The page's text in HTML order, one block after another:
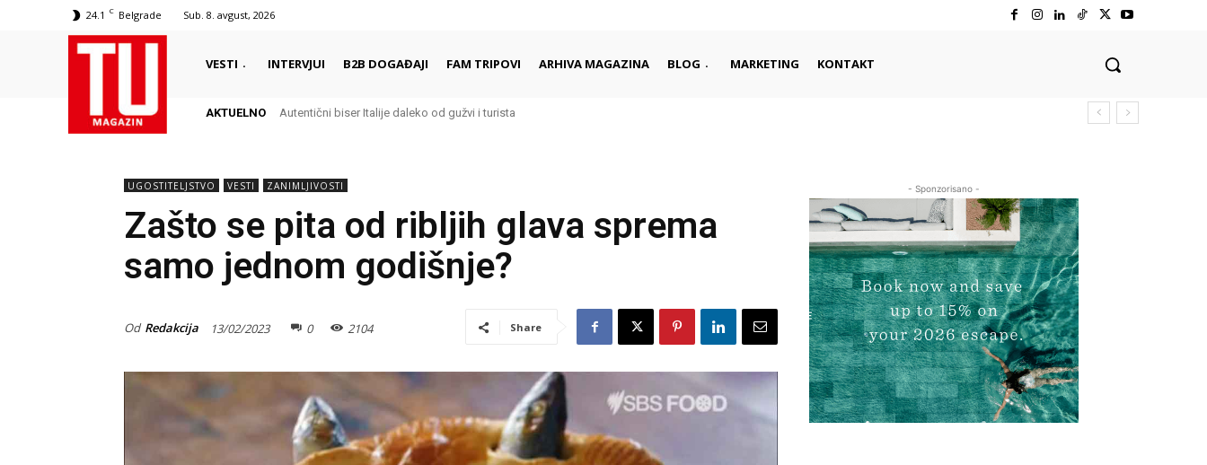
24.1 C Belgrade Sub. 8. avgust, 2026
VESTI INTERVJUI B2B DOGAĐAJI FAM TRIPOVI ARHIVA MAGAZINA BLOG MARKETING KONTAKT
AKTUELNO Delikates sa kojim Grci započinju i završavaju dan
Autentični biser Italije daleko od gužvi i turista
UGOSTITELJSTVO VESTI ZANIMLJIVOSTI
Zašto se pita od ribljih glava sprema
samo jednom godišnje?
Od Redakcija 13/02/2023 0 2104 Share
- Sponzorisano -